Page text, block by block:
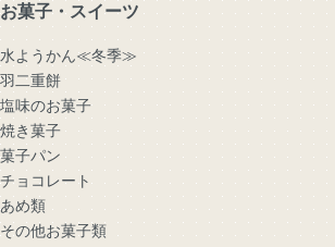
お菓子・スイーツ
水ようかん≪冬季≫
羽二重餅
塩味のお菓子
焼き菓子
菓子パン
チョコレート
あめ類
その他お菓子類